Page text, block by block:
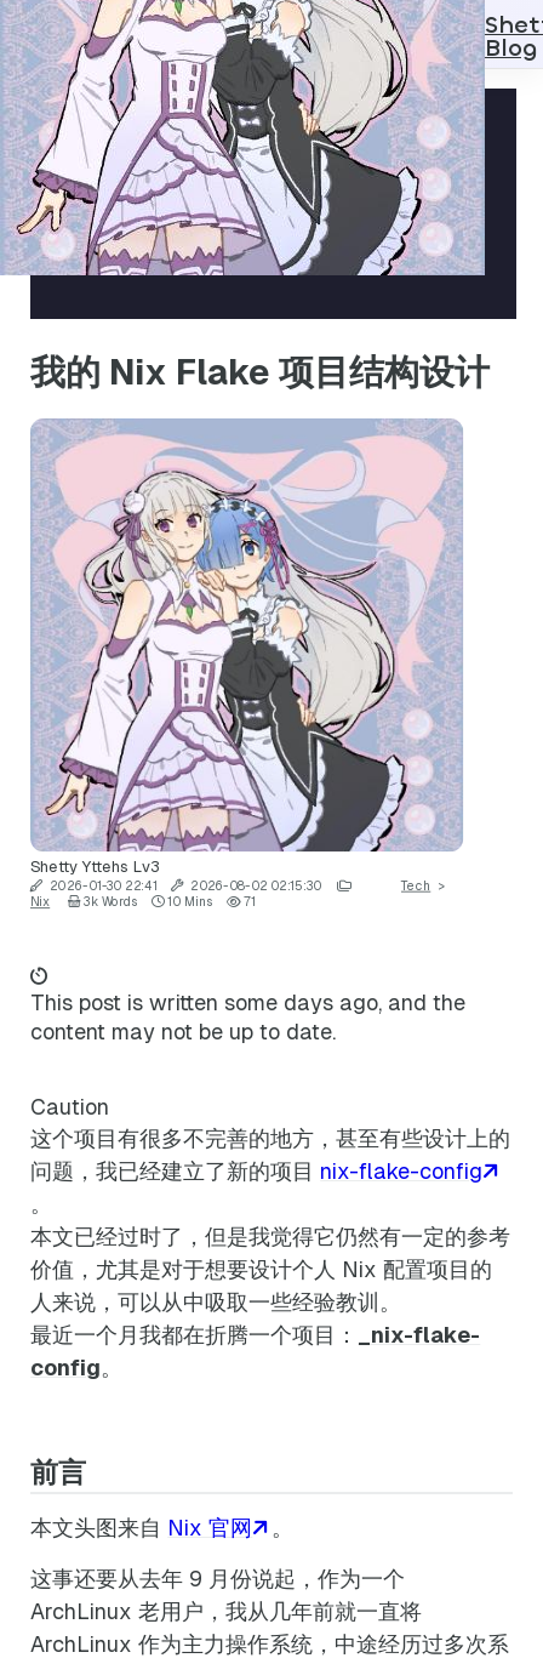
Blog
我的 Nix Flake 项目结构设计
Shetty Yttehs Lv3
2026-01-30 22:41 2026-08-02 02:15:30 Tech
>
Nix
3k Words 10 Mins 71
This post is written some days ago, and the
content may not be up to date.
Caution
这个项目有很多不完善的地方，甚至有些设计上的
问题，我已经建立了新的项目 nix-flake-config
。
本文已经过时了，但是我觉得它仍然有一定的参考
价值，尤其是对于想要设计个人 Nix 配置项目的
人来说，可以从中吸取一些经验教训。
最近一个月我都在折腾一个项目：
_nix-flake-
config。
前言
本文头图来自 Nix 官网
。
这事还要从去年 9 月份说起，作为一个
ArchLinux 老用户，我从几年前就一直将
ArchLinux 作为主力操作系统，中途经历过多次系